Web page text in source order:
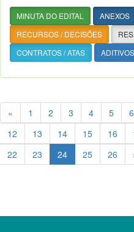
MINUTA DO EDITAL ANEXOS
RECURSOS / DECISÕES
CONTRATOS / ATAS
« 1 2 3 4 5 6
12
13 14 15 16
22
23 24 25 26